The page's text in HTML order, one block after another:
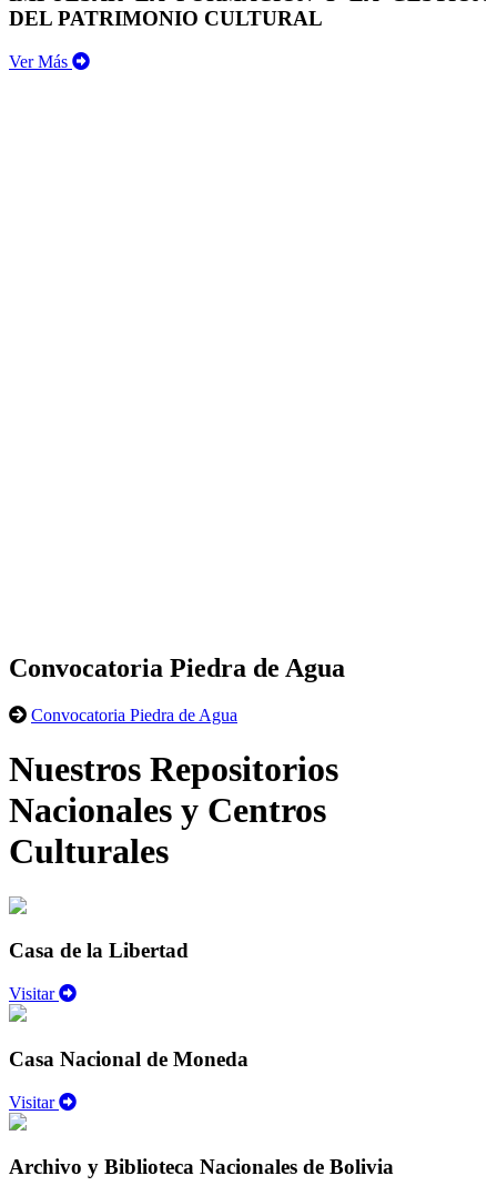
DEL PATRIMONIO CULTURAL
Ver Más
Convocatoria Piedra de Agua
Convocatoria Piedra de Agua
Nuestros Repositorios
Nacionales y Centros
Culturales
Casa de la Libertad
Visitar
Casa Nacional de Moneda
Visitar
Archivo y Biblioteca Nacionales de Bolivia